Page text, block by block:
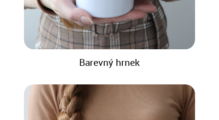
Barevný hrnek